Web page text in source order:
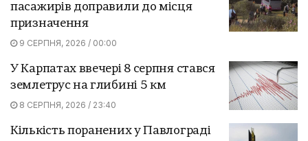
пасажирів доправили до місця
призначення
9 СЕРПНЯ, 2026 / 00:00
У Карпатах ввечері 8 серпня стався
землетрус на глибині 5 км
8 СЕРПНЯ, 2026 / 23:40
Кількість поранених у Павлограді